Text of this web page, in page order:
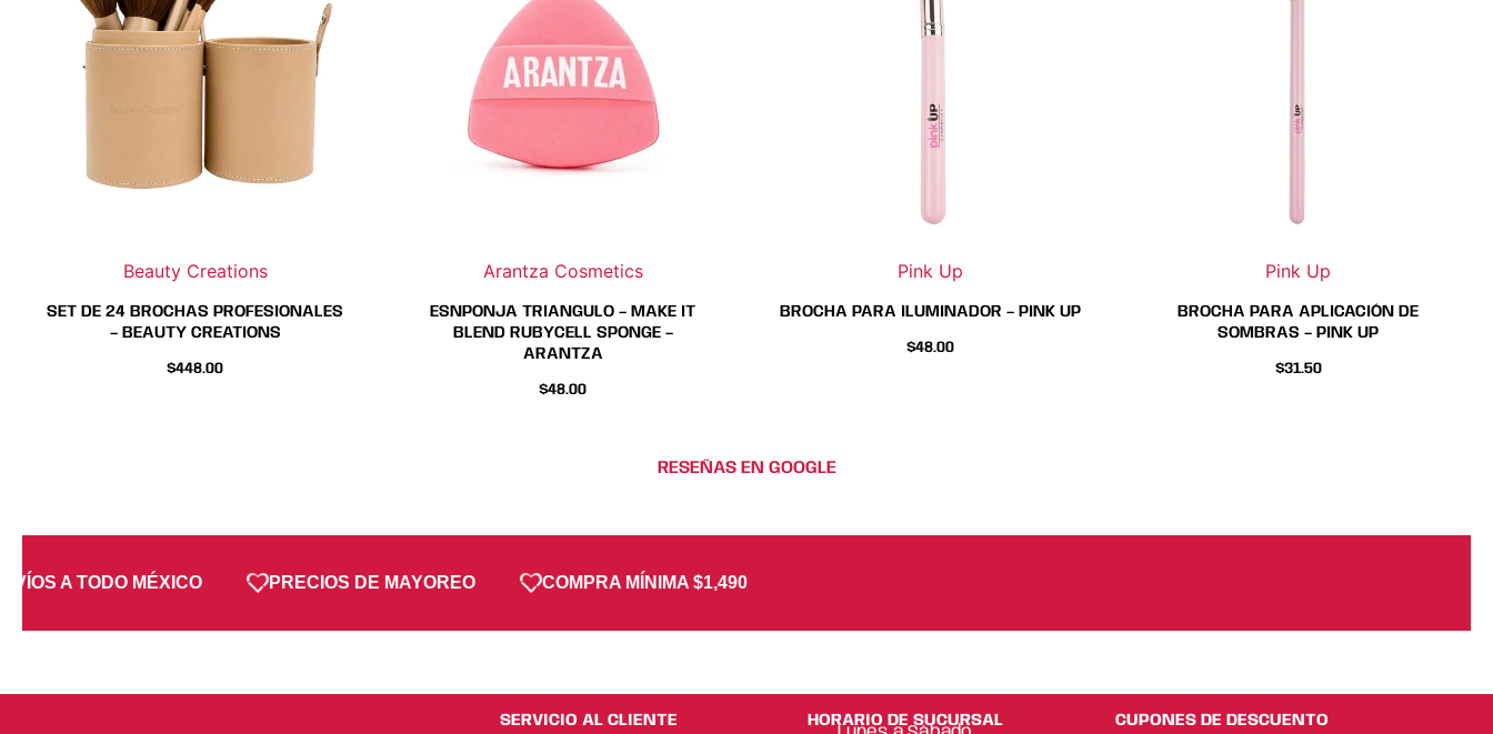
Beauty Creations
variantes.
Las
opciones
se
pueden
elegir
de
producto
SET DE 24 BROCHAS PROFESIONALES
– BEAUTY CREATIONS
$448.00
Las
de
producto
Arantza Cosmetics
variantes.
Las
opciones
se
elegir
de
producto
ESNPONJA TRIANGULO – MAKE IT
BLEND RUBYCELL SPONGE –
ARANTZA
$48.00
variantes.
Las
opciones
elegir
de
producto
Pink Up
BROCHA PARA ILUMINADOR – PINK UP
$48.00
Pink Up
BROCHA PARA APLICACIÓN DE
SOMBRAS – PINK UP
$31.50
RESEÑAS EN GOOGLE
A TODO MÉXICO PRECIOS DE MAYOREO COMPRA MÍNIMA $1,490
SERVICIO AL CLIENTE HORARIO DE SUCURSAL
CUPONES DE DESCUENTO